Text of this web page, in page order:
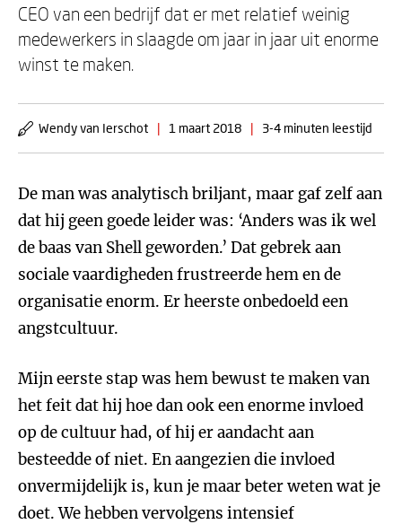
CEO van een bedrijf dat er met relatief weinig
medewerkers in slaagde om jaar in jaar uit enorme
winst te maken.
Wendy van Ierschot | 1 maart 2018 | 3-4 minuten leestijd
De man was analytisch briljant, maar gaf zelf aan
dat hij geen goede leider was: ‘Anders was ik wel
de baas van Shell geworden.’ Dat gebrek aan
sociale vaardigheden frustreerde hem en de
organisatie enorm. Er heerste onbedoeld een
angstcultuur.
Mijn eerste stap was hem bewust te maken van
het feit dat hij hoe dan ook een enorme invloed
op de cultuur had, of hij er aandacht aan
besteedde of niet. En aangezien die invloed
onvermijdelijk is, kun je maar beter weten wat je
doet. We hebben vervolgens intensief